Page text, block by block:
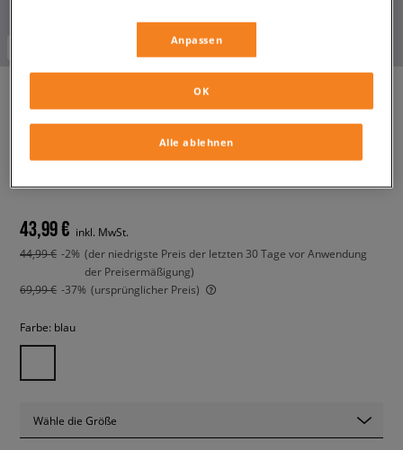
FINAL
NIKE JACKE WVN JKT DANCE
43,99 € inkl. MwSt.
44,99 € -2% (der niedrigste Preis der letzten 30 Tage vor Anwendung
der Preisermäßigung)
69,99 € -37% (ursprünglicher Preis)
Farbe: blau
Wähle die Größe
Anpassen
Alle ablehnen
OK